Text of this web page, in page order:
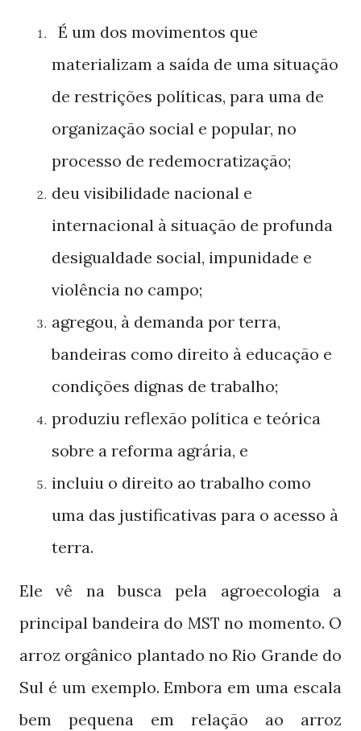
É um dos movimentos que
materializam a saída de uma situação
de restrições políticas, para uma de
organização social e popular, no
processo de redemocratização;
deu visibilidade nacional e
internacional à situação de profunda
desigualdade social, impunidade e
violência no campo;
agregou, à demanda por terra,
bandeiras como direito à educação e
condições dignas de trabalho;
produziu reflexão política e teórica
sobre a reforma agrária, e
incluiu o direito ao trabalho como
uma das justificativas para o acesso à
terra.
Ele vê na busca pela agroecologia a
principal bandeira do MST no momento. O
arroz orgânico plantado no Rio Grande do
Sul é um exemplo. Embora em uma escala
bem pequena em relação ao arroz